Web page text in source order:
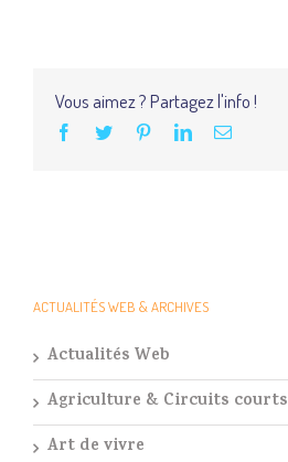
Vous aimez ? Partagez l'info !
ACTUALITÉS WEB & ARCHIVES
Actualités Web
Agriculture & Circuits courts
Art de vivre